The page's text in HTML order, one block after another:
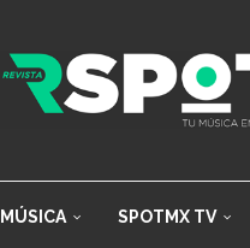
MÚSICA SPOTMX TV